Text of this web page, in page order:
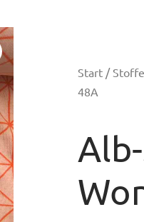
Start / Stoffe
48A